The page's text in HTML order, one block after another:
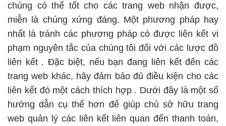
chúng có thể tốt cho các trang web nhận được,
miễn là chúng xứng đáng. Một phương pháp hay
nhất là tránh các phương pháp có được liên kết vi
phạm nguyên tắc của chúng tôi đối với các lược đồ
liên kết. Đặc biệt, nếu bạn đang liên kết đến các
trang web khác, hãy đảm bảo đủ điều kiện cho các
liên kết đó một cách thích hợp. Dưới đây là một số
hướng dẫn cụ thể hơn để giúp chủ sở hữu trang
web quản lý các liên kết liên quan đến thanh toán,